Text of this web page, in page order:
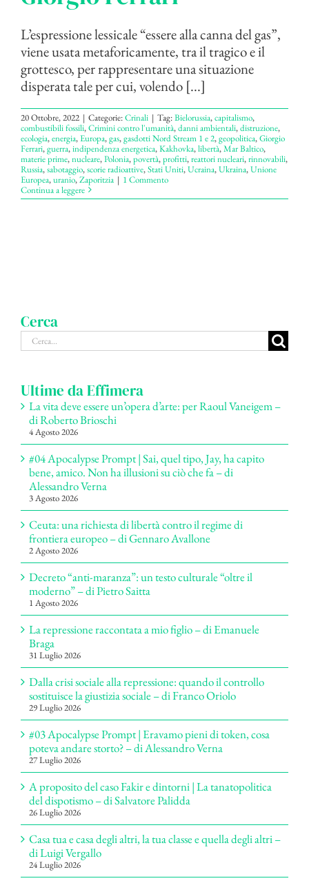
L’espressione lessicale “essere alla canna del gas”,
viene usata metaforicamente, tra il tragico e il
grottesco, per rappresentare una situazione
disperata tale per cui, volendo [...]
20 Ottobre, 2022 | Categorie:Crinali | Tag:Bielorussia,capitalismo,
combustibili fossili,Crimini contro l'umanità,danni ambientali,distruzione,
ecologia,energia,Europa,gas,gasdotti Nord Stream 1 e 2,geopolitica,Giorgio
Ferrari,guerra,indipendenza energetica,Kakhovka,libertà,Mar Baltico,
materie prime,nucleare,Polonia,povertà,profitti,reattori nucleari,rinnovabili,
Russia,sabotaggio,scorie radioattive,Stati Uniti,Ucraina,Ukraina,Unione
Europea,uranio,Zaporitzia | 1 Commento
Continua a leggere
Cerca
Cerca
per:
Ultime da Effimera
La vita deve essere un’opera d’arte: per Raoul Vaneigem –
di Roberto Brioschi
4 Agosto 2026
#04 Apocalypse Prompt | Sai, quel tipo, Jay, ha capito
bene, amico. Non ha illusioni su ciò che fa – di
Alessandro Verna
3 Agosto 2026
Ceuta: una richiesta di libertà contro il regime di
frontiera europeo – di Gennaro Avallone
2 Agosto 2026
Decreto “anti-maranza”: un testo culturale “oltre il
moderno” – di Pietro Saitta
1 Agosto 2026
La repressione raccontata a mio figlio – di Emanuele
Braga
31 Luglio 2026
Dalla crisi sociale alla repressione: quando il controllo
sostituisce la giustizia sociale – di Franco Oriolo
29 Luglio 2026
#03 Apocalypse Prompt | Eravamo pieni di token, cosa
poteva andare storto? – di Alessandro Verna
27 Luglio 2026
A proposito del caso Fakir e dintorni | La tanatopolitica
del dispotismo – di Salvatore Palidda
26 Luglio 2026
Casa tua e casa degli altri, la tua classe e quella degli altri –
di Luigi Vergallo
24 Luglio 2026